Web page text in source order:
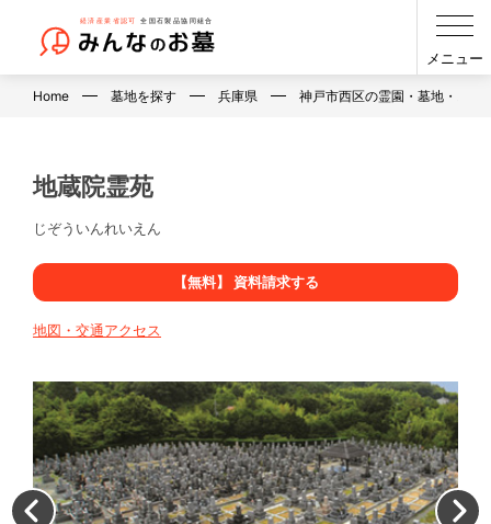
メニュー
Home 墓地を探す 兵庫県 神戸市西区の霊園・墓地・お墓
地蔵院霊苑
じぞういんれいえん
【無料】 資料請求する
地図・交通アクセス